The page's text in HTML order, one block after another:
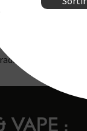
de 30 ml inclus.